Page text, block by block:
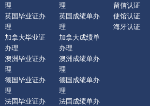
理
英国毕业证办
理
加拿大毕业证
办理
澳洲毕业证办
理
德国毕业证办
理
法国毕业证办
理
英国成绩单办
理
加拿大成绩单
办理
澳洲成绩单办
理
德国成绩单办
理
法国成绩单办
留信认证
使馆认证
海牙认证